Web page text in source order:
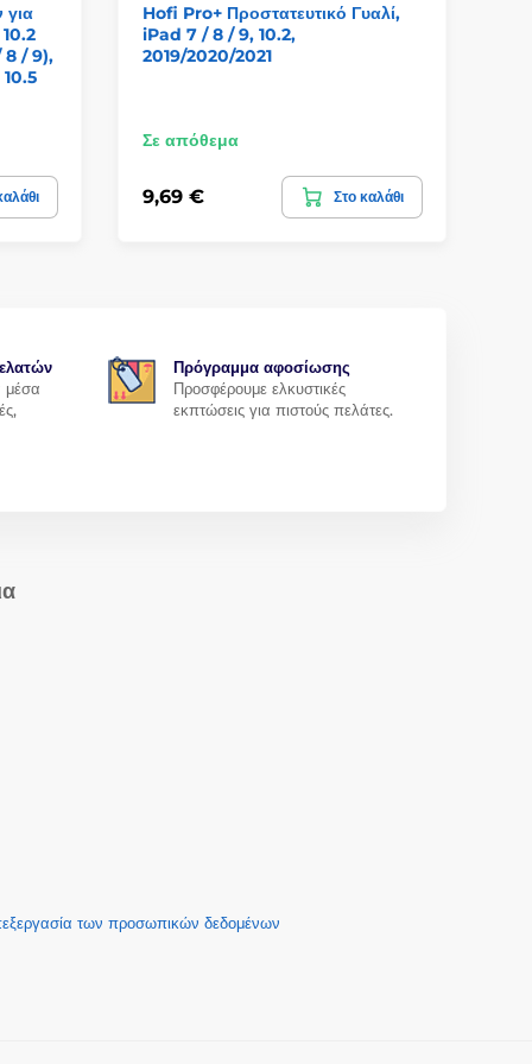
για
8 / 9),
Hofi Pro+ Προστατευτικό Γυαλί,
iPad 7 / 8 / 9, 10.2,
2019/2020/2021
Σε απόθεμα
9,69 € Στο καλάθι
μέσα
Πρόγραμμα αφοσίωσης
Προσφέρουμε ελκυστικές
εκπτώσεις για πιστούς πελάτες.
των προσωπικών δεδομένων